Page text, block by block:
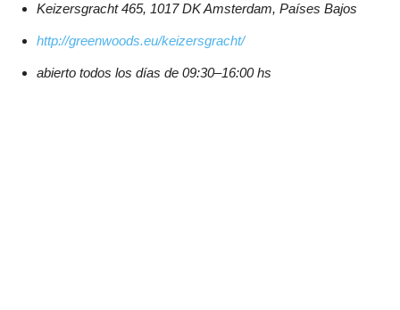
Keizersgracht 465, 1017 DK Amsterdam, Países Bajos
http://greenwoods.eu/keizersgracht/
abierto todos los días de 09:30–16:00 hs